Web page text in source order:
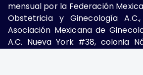
mensual por la Federación
Obstetricia y Ginecología
Asociación Mexicana de
A.C. Nueva York #38, colonia